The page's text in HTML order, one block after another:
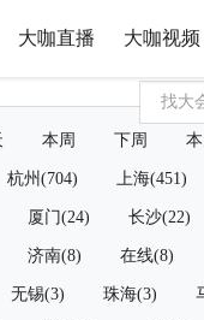
大咖直播 大咖视频
本周 下周
杭州(704) 上海(451)
厦门(24) 长沙(22)
济南(8) 在线(8)
无锡(3) 珠海(3)